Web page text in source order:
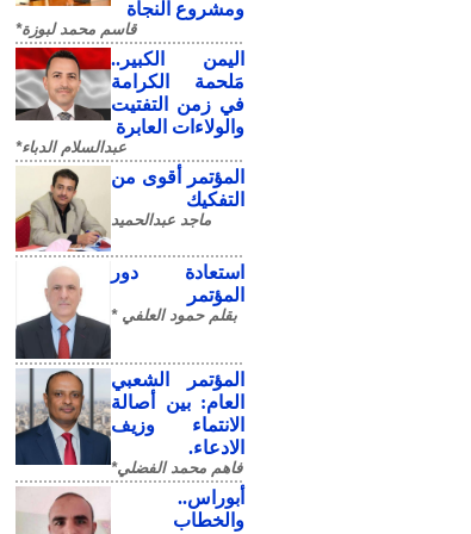
ومشروع النجاة
قاسم محمد لبوزة*
​اليمن الكبير..
مَلحمة الكرامة
في زمن التفتيت
والولاءات العابرة
عبدالسلام الدباء*
المؤتمر أقوى من
التفكيك
ماجد عبدالحميد
استعادة دور
المؤتمر
بقلم حمود العلفي *
المؤتمر الشعبي
العام: بين أصالة
الانتماء وزيف
الادعاء.
فاهم محمد الفضلي*
أبوراس..
والخطاب